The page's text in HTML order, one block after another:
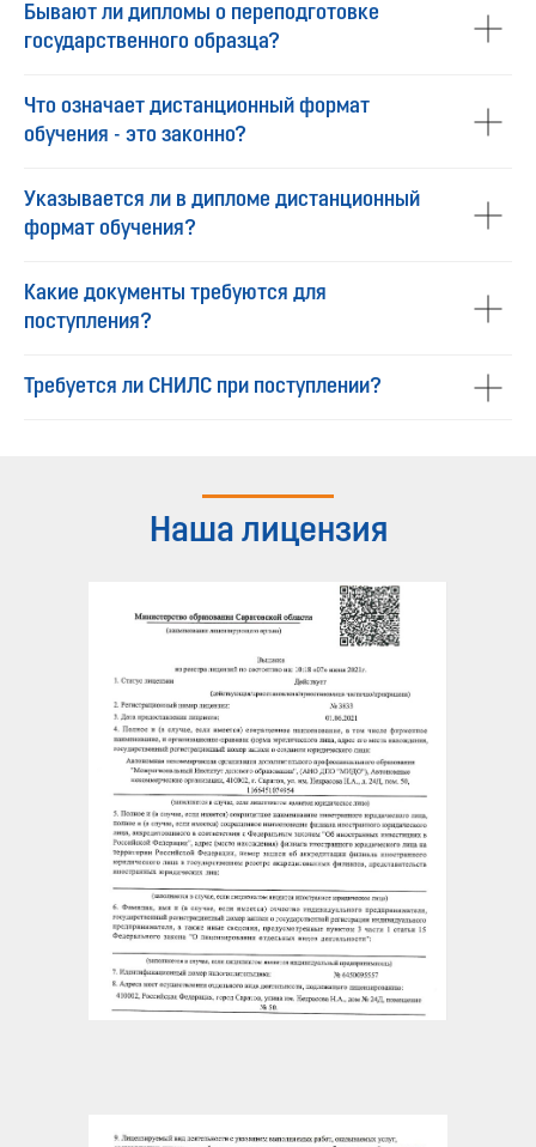
Бывают ли дипломы о переподготовке
государственного образца?
Что означает дистанционный формат
обучения - это законно?
Указывается ли в дипломе дистанционный
формат обучения?
Какие документы требуются для
поступления?
Требуется ли СНИЛС при поступлении?
Наша лицензия